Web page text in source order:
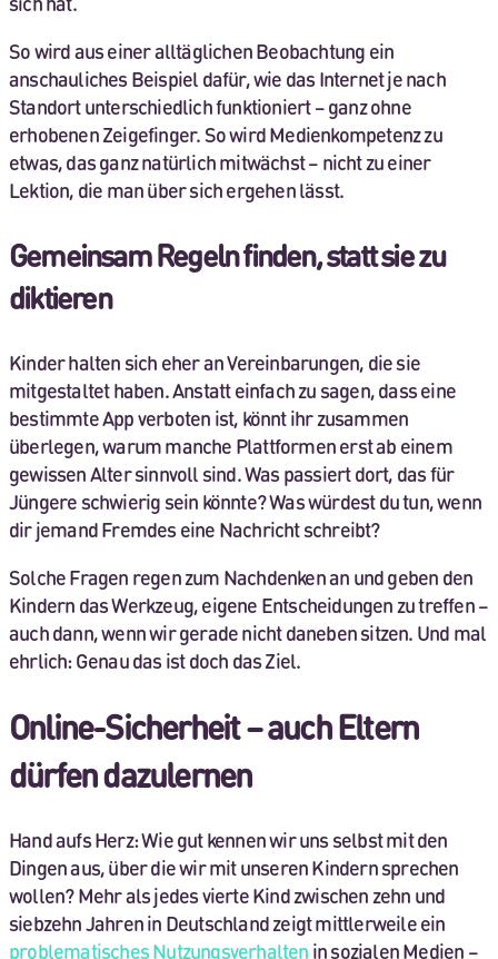
So wird aus einer alltäglichen Beobachtung ein
anschauliches Beispiel dafür, wie das Internet je nach
Standort unterschiedlich funktioniert – ganz ohne
erhobenen Zeigefinger. So wird Medienkompetenz zu
etwas, das ganz natürlich mitwächst – nicht zu einer
Lektion, die man über sich ergehen lässt.
Gemeinsam Regeln finden, statt sie zu
diktieren
Kinder halten sich eher an Vereinbarungen, die sie
mitgestaltet haben. Anstatt einfach zu sagen, dass eine
bestimmte App verboten ist, könnt ihr zusammen
überlegen, warum manche Plattformen erst ab einem
gewissen Alter sinnvoll sind. Was passiert dort, das für
Jüngere schwierig sein könnte? Was würdest du tun, wenn
dir jemand Fremdes eine Nachricht schreibt?
Solche Fragen regen zum Nachdenken an und geben den
Kindern das Werkzeug, eigene Entscheidungen zu treffen –
auch dann, wenn wir gerade nicht daneben sitzen. Und mal
ehrlich: Genau das ist doch das Ziel.
Online-Sicherheit – auch Eltern
dürfen dazulernen
Hand aufs Herz: Wie gut kennen wir uns selbst mit den
Dingen aus, über die wir mit unseren Kindern sprechen
wollen? Mehr als jedes vierte Kind zwischen zehn und
siebzehn Jahren in Deutschland zeigt mittlerweile ein
problematisches Nutzungsverhalten in sozialen Medien –